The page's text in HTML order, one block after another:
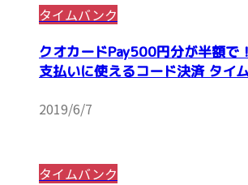
タイムバンク
クオカードPay500円分が半額で
支払いに使えるコード決済 タイ
2019/6/7
タイムバンク